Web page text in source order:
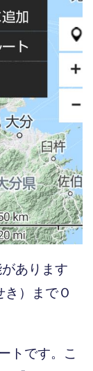
あります
）までＯ
トです。こ